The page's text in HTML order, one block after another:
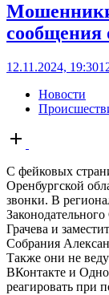
сообщения
12.11.2024, 19:30
Новости
Open
post
С фейковых
Оренбургской
звонки. В
Грачева и
Собрания
Также они не
ВКонтакте и
реагировать при